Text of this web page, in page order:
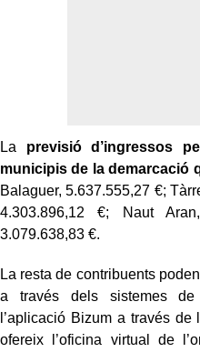
La previsió d’ingressos
municipis de la demarcació
Balaguer, 5.637.555,27 €;
4.303.896,12 €; Naut
3.079.638,83 €.
La resta de contribuents
a través dels sistemes de
l’aplicació Bizum a través
ofereix l’oficina virtual de